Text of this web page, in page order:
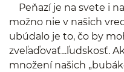
Peňazí je na svete i
možno nie v našich
ubúdalo je to, čo by
zveľaďovať...ľudskosť.
množení našich